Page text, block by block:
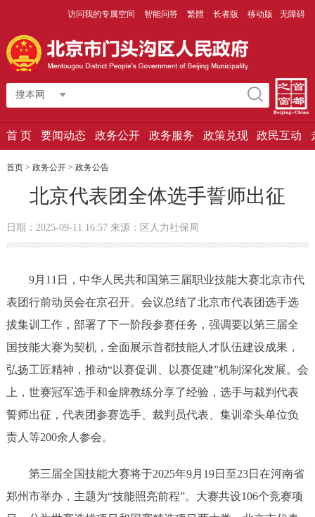
访问我的专属空间 智能问答 繁體 长者版 移动版 无障碍
搜本网
首 页 要闻动态 政务公开 政务服务 政策兑现 政民互动
首页> 政务公开> 政务公告
北京代表团全体选手誓师出征
日期：2025-09-11 16:57 来源：区人力社保局
9月11日，中华人民共和国第三届职业技能大赛北京市代
表团行前动员会在京召开。会议总结了北京市代表团选手选
拔集训工作，部署了下一阶段参赛任务，强调要以第三届全
国技能大赛为契机，全面展示首都技能人才队伍建设成果，
弘扬工匠精神，推动“以赛促训、以赛促建”机制深化发展。会
上，世赛冠军选手和金牌教练分享了经验，选手与裁判代表
誓师出征，代表团参赛选手、裁判员代表、集训牵头单位负
责人等200余人参会。
第三届全国技能大赛将于2025年9月19日至23日在河南省
郑州市举办，主题为“技能照亮前程”。大赛共设106个竞赛项